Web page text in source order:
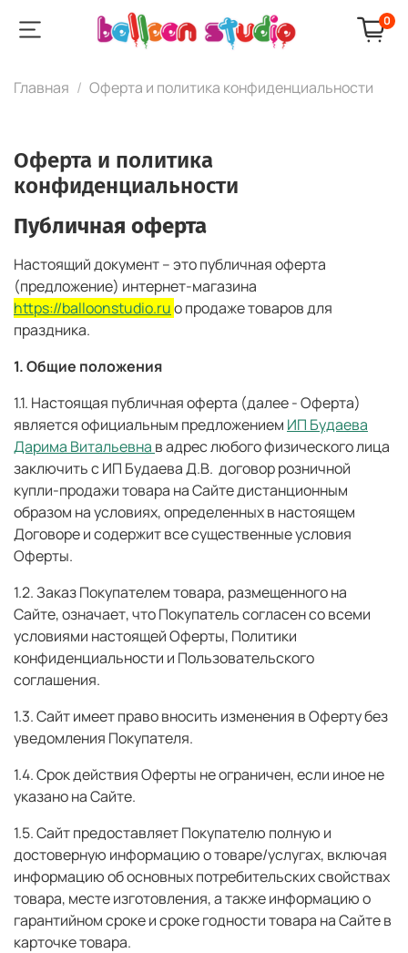
0
Главная Оферта и политика конфиденциальности
Оферта и политика
конфиденциальности
Публичная оферта
Настоящий документ – это публичная оферта
(предложение) интернет-магазина
https://balloonstudio.ruо продаже товаров для
праздника.
1. Общие положения
1.1. Настоящая публичная оферта (далее - Оферта)
является официальным предложением ИП Будаева
Дарима Витальевна в адрес любого физического лица
заключить с ИП Будаева Д.В. договор розничной
купли-продажи товара на Сайте дистанционным
образом на условиях, определенных в настоящем
Договоре и содержит все существенные условия
Оферты.
1.2. Заказ Покупателем товара, размещенного на
Сайте, означает, что Покупатель согласен со всеми
условиями настоящей Оферты, Политики
конфиденциальности и Пользовательского
соглашения.
1.3. Сайт имеет право вносить изменения в Оферту без
уведомления Покупателя.
1.4. Срок действия Оферты не ограничен, если иное не
указано на Сайте.
1.5. Сайт предоставляет Покупателю полную и
достоверную информацию о товаре/услугах, включая
информацию об основных потребительских свойствах
товара, месте изготовления, а также информацию о
гарантийном сроке и сроке годности товара на Сайте в
карточке товара.